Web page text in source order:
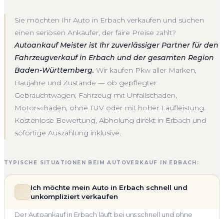
Sie möchten Ihr Auto in Erbach verkaufen und suchen
einen seriösen Ankäufer, der faire Preise zahlt?
Autoankauf Meister ist Ihr zuverlässiger Partner für den
Fahrzeugverkauf in Erbach und der gesamten Region
Baden-Württemberg. Wir kaufen Pkw aller Marken,
Baujahre und Zustände — ob gepflegter
Gebrauchtwagen, Fahrzeug mit Unfallschaden,
Motorschaden, ohne TÜV oder mit hoher Laufleistung.
Kostenlose Bewertung, Abholung direkt in Erbach und
sofortige Auszahlung inklusive.
TYPISCHE SITUATIONEN BEIM AUTOVERKAUF IN ERBACH:
Ich möchte mein Auto in Erbach schnell und
unkompliziert verkaufen
Der Autoankauf in Erbach läuft bei uns schnell und ohne